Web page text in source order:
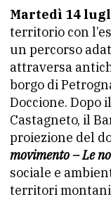
Martedì 14
territorio con
un percorso
attraversa
borgo di
Doccione. Dopo
Castagneto, il
proiezione del
movimento – Le
sociale e
territori